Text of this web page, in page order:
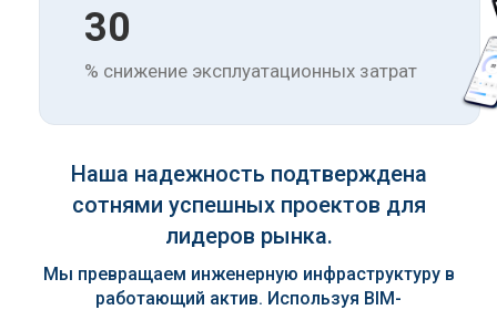
30
% снижение эксплуатационных затрат
Наша надежность подтверждена
сотнями успешных проектов для
лидеров рынка.
Мы превращаем инженерную инфраструктуру в
работающий актив. Используя BIM-